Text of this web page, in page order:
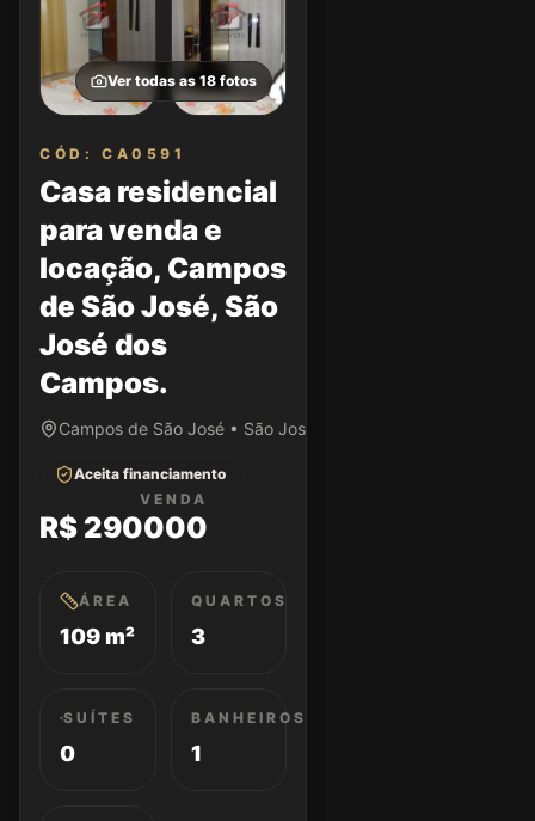
Ver todas as 18 fotos
CÓD: CA0591
Casa residencial
para venda e
locação, Campos
de São José, São
José dos
Campos.
Campos de São José • São José dos Campos/SP
Aceita financiamento
VENDA
R$ 290000
ÁREA
109 m²
QUARTOS
3
SUÍTES
0
BANHEIROS
1